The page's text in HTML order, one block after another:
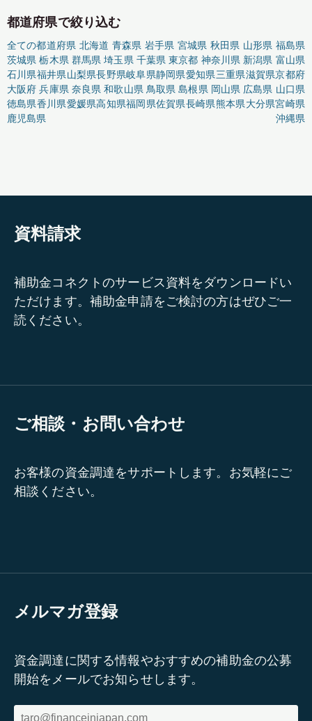
都道府県で絞り込む
全ての都道府県 北海道 青森県 岩手県 宮城県 秋田県 山形県 福島県
茨城県 栃木県 群馬県 埼玉県 千葉県 東京都 神奈川県 新潟県 富山県
石川県福井県山梨県長野県岐阜県静岡県愛知県三重県滋賀県京都府
大阪府 兵庫県 奈良県 和歌山県 鳥取県 島根県 岡山県 広島県 山口県
徳島県香川県愛媛県高知県福岡県佐賀県長崎県熊本県大分県宮崎県
鹿児島県
沖縄県
資料請求
補助金コネクトのサービス資料をダウンロードい
ただけます。補助金申請をご検討の方はぜひご一
読ください。
ご相談・お問い合わせ
お客様の資金調達をサポートします。お気軽にご
相談ください。
メルマガ登録
資金調達に関する情報やおすすめの補助金の公募
開始をメールでお知らせします。